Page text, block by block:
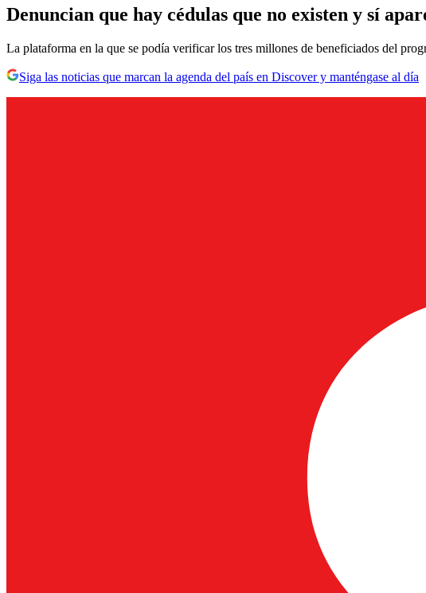
Denuncian que hay cédulas que no existen y sí
La plataforma en la que se podía verificar los tres millones de beneficiados del
Siga las noticias que marcan la agenda del país en Discover y manténgase al día